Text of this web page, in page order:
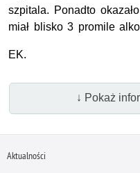
szpitala. Ponadto
miał blisko 3 promile
EK.
↓ Pokaż
Aktualności